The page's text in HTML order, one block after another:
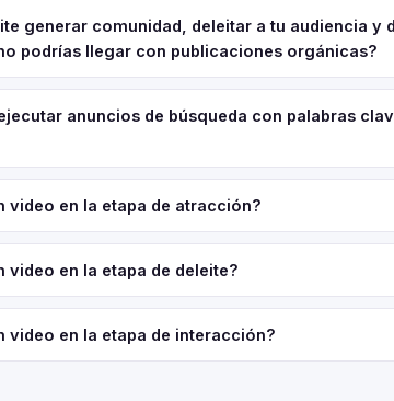
generar comunidad, deleitar a tu audiencia y
podrías llegar con publicaciones orgánicas?
anuncios de búsqueda con palabras
video en la etapa de atracción?
video en la etapa de deleite?
video en la etapa de interacción?